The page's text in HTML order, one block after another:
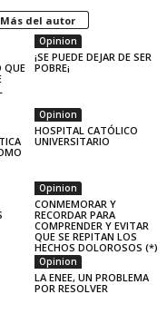
Más del autor
QUE
Opinion
¡SE PUEDE DEJAR DE SER
POBRE¡
Opinion
HOSPITAL CATÓLICO
UNIVERSITARIO
Opinion
CONMEMORAR Y
RECORDAR PARA
COMPRENDER Y EVITAR
QUE SE REPITAN LOS
HECHOS DOLOROSOS (*)
Opinion
LA ENEE, UN PROBLEMA
POR RESOLVER